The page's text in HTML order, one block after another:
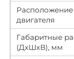
Расположение
двигателя
Габаритные
(ДхШхВ), мм